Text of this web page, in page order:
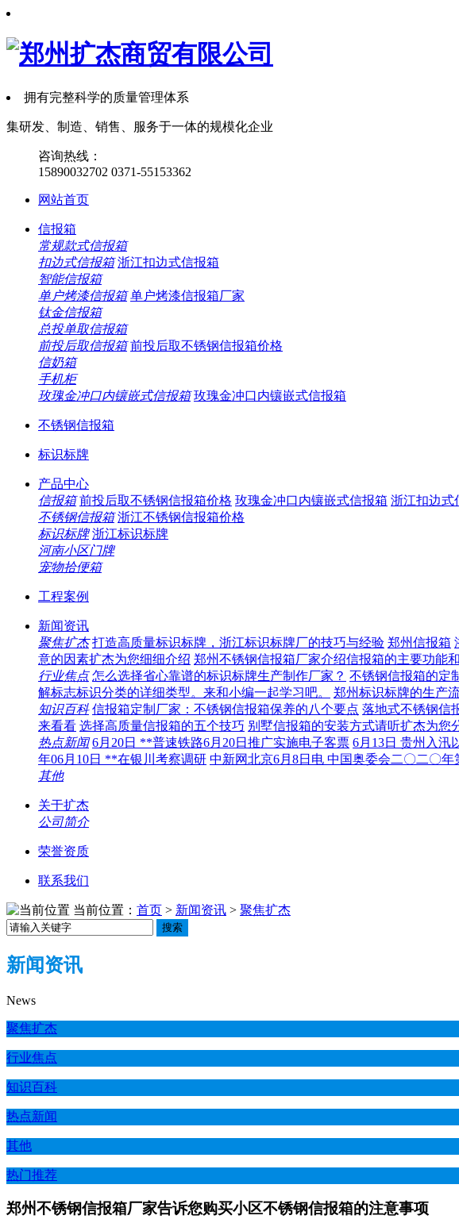
拥有完整科学的质量管理体系
集研发、制造、销售、服务于一体的规模化企业
咨询热线：
15890032702 0371-55153362
网站首页
信报箱
常规款式信报箱
扣边式信报箱 浙江扣边式信报箱
智能信报箱
单户烤漆信报箱 单户烤漆信报箱厂家
钛金信报箱
总投单取信报箱
前投后取信报箱 前投后取不锈钢信报箱价格
信奶箱
手机柜
玫瑰金冲口内镶嵌式信报箱 玫瑰金冲口内镶嵌式信报箱
不锈钢信报箱
标识标牌
产品中心
信报箱 前投后取不锈钢信报箱价格 玫瑰金冲口内镶嵌式信报箱 浙江扣边式
不锈钢信报箱 浙江不锈钢信报箱价格
标识标牌 浙江标识标牌
河南小区门牌
宠物拾便箱
工程案例
新闻资讯
聚焦扩杰 打造高质量标识标牌，浙江标识标牌厂的技巧与经验 郑州信报箱
意的因素扩杰为您细细介绍 郑州不锈钢信报箱厂家介绍信报箱的主要功能
行业焦点 怎么选择省心靠谱的标识标牌生产制作厂家？ 不锈钢信报箱的定
解标志标识分类的详细类型。来和小编一起学习吧。
郑州标识标牌的生产
知识百科 信报箱定制厂家：不锈钢信报箱保养的八个要点 落地式不锈钢信
来看看 选择高质量信报箱的五个技巧 别墅信报箱的安装方式请听扩杰为您
热点新闻 6月20日 **普速铁路6月20日推广实施电子客票 6月13日 贵州入汛
年06月10日 **在银川考察调研 中新网北京6月8日电 中国奥委会二〇二〇
其他
关于扩杰
公司简介
荣誉资质
联系我们
当前位置： 首页 > 新闻资讯 > 聚焦扩杰
搜索
新闻资讯
News
聚焦扩杰
行业焦点
知识百科
热点新闻
其他
热门推荐
郑州不锈钢信报箱厂家告诉您购买小区不锈钢信报箱的注意事项